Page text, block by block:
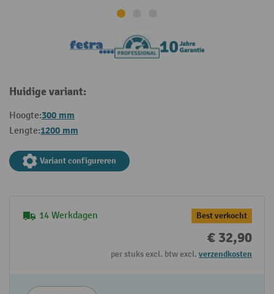
Huidige variant:
Hoogte:300 mm
Lengte:1200 mm
Variant configureren
14 Werkdagen Best verkocht
€ 32,90
per stuks excl. btw excl. verzendkosten